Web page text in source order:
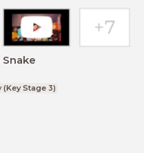
Stage 3)